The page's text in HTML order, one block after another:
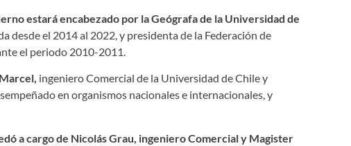
estará encabezado por la Geógrafa de la Universidad de
desde el 2014 al 2022, y presidenta de la Federación de
el periodo 2010-2011.
ingeniero Comercial de la Universidad de Chile y
en organismos nacionales e internacionales, y
a cargo de Nicolás Grau, ingeniero Comercial y Magister